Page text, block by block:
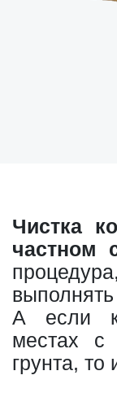
Чистка
частном
А если
местах с
грунта,